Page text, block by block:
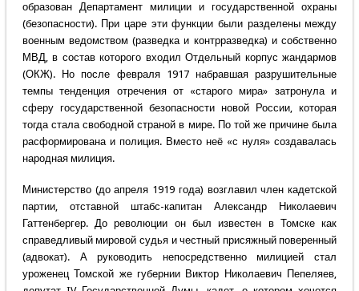
образован Департамент милиции и государственной охраны
(безопасности). При царе эти функции были разделены между
военным ведомством (разведка и контрразведка) и собственно
МВД, в состав которого входил Отдельный корпус жандармов
(ОКЖ). Но после февраля 1917 набравшая разрушительные
темпы тенденция отречения от «старого мира» затронула и
сферу государственной безопасности новой России, которая
тогда стала свободной страной в мире. По той же причине была
расформирована и полиция. Вместо неё «с нуля» создавалась
народная милиция.
Министерство (до апреля 1919 года) возглавил член кадетской
партии, отставной штабс-капитан Александр Николаевич
Гаттенбергер. До революции он был известен в Томске как
справедливый мировой судья и честный присяжный поверенный
(адвокат). А руководить непосредственно милицией стал
уроженец Томской же губернии Виктор Николаевич Пепеляев,